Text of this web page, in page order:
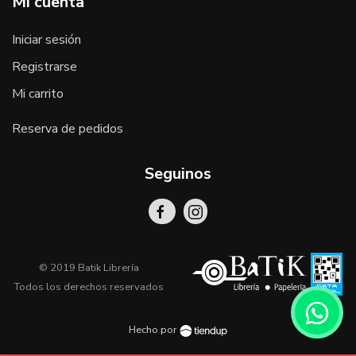
Iniciar sesión
Registrarse
Mi carrito
Reserva de pedidos
Seguinos
© 2019 Batik Librería
Todos los derechos reservados
Hecho por